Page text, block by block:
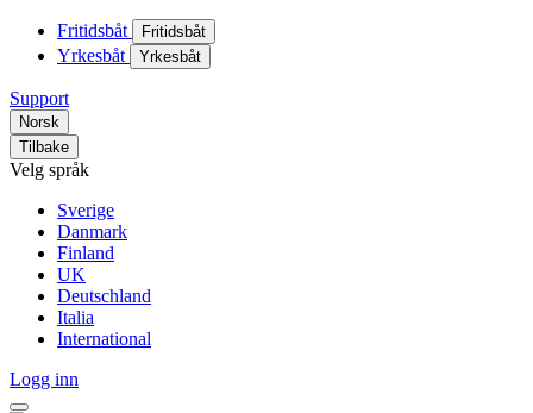
Fritidsbåt Fritidsbåt
Yrkesbåt Yrkesbåt
Support
Norsk
Tilbake
Velg språk
Sverige
Danmark
Finland
UK
Deutschland
Italia
International
Logg inn